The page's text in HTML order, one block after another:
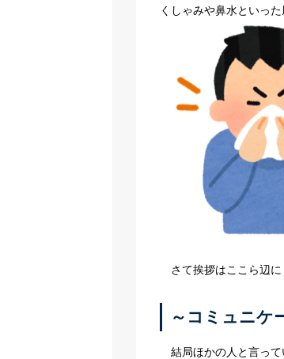
くしゃみや鼻水といっ
さて挨拶はここら辺に
～コミュニケ
結局ほかの人と言って